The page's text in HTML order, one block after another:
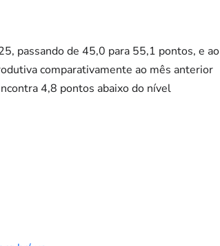
passando de 45,0 para 55,1 pontos, e ao
comparativamente ao mês anterior
4,8 pontos abaixo do nível